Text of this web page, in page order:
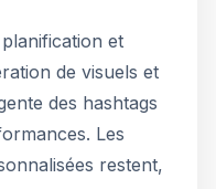
et
de visuels et
des hashtags
Les
restent,